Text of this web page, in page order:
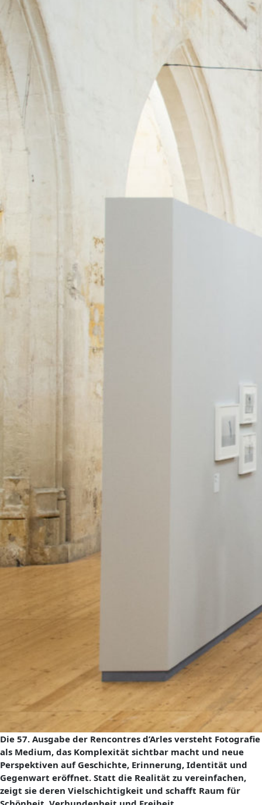
Die 57. Ausgabe der Rencontres d’Arles versteht Fotografie
als Medium, das Komplexität sichtbar macht und neue
Perspektiven auf Geschichte, Erinnerung, Identität und
Gegenwart eröffnet. Statt die Realität zu vereinfachen,
zeigt sie deren Vielschichtigkeit und schafft Raum für